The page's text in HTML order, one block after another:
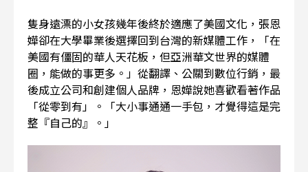
隻身遠漂的小女孩幾年後終於適應了美國文化，張恩
嬅卻在大學畢業後選擇回到台灣的新媒體工作，「在
美國有僵固的華人天花板，但亞洲華文世界的媒體
圈，能做的事更多。」從翻譯、公關到數位行銷，最
後成立公司和創建個人品牌，恩嬅說她喜歡看著作品
「從零到有」。「大小事通通一手包，才覺得這是完
整『自己的』。」